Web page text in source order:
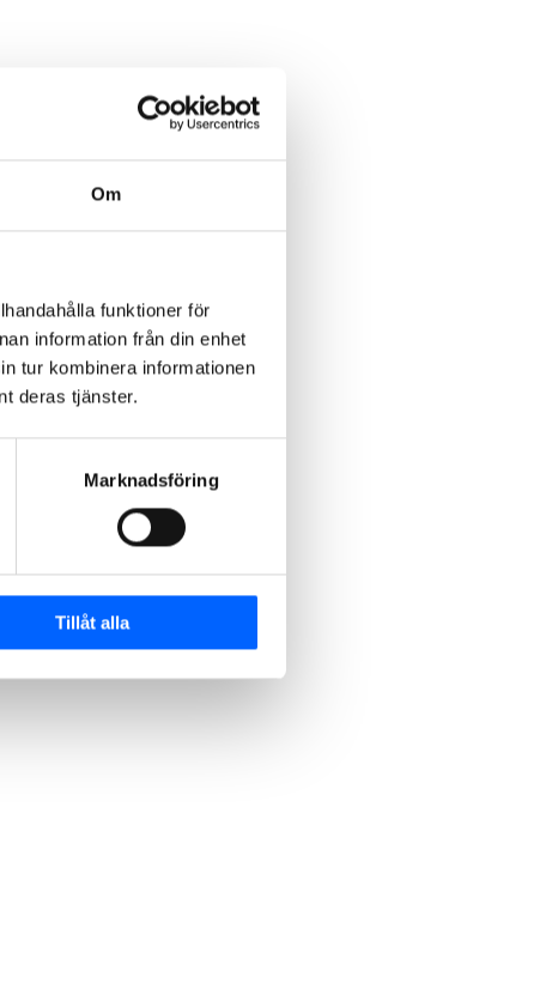
Om
funktioner för
information från din enhet
tur kombinera informationen
deras tjänster.
Marknadsföring
Tillåt alla